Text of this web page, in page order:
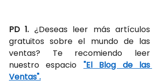
PD 1. ¿Deseas leer más artículos
gratuitos sobre el mundo de las
ventas? Te recomiendo leer
nuestro espacio
"El Blog de las
Ventas".